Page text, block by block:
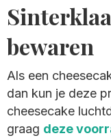
bewaren
Als een
dan kun je deze
cheesecake
graag deze